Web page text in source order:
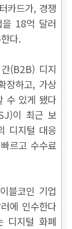
카드가, 경쟁
을 18억 달러
다.
(B2B) 디지
장하고, 가상
수 있게 됐다
이 최근 보
디지털 대응
르고 수수료
블코인 기업
에 인수한다
디지털 화폐